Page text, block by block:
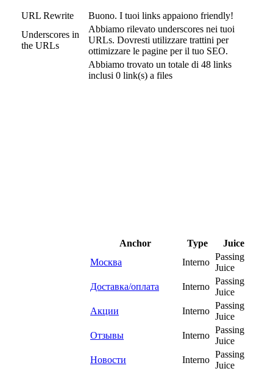
URL Rewrite
Buono. I tuoi links appaiono friendly!
Underscores in
the URLs
Abbiamo rilevato underscores nei tuoi
URLs. Dovresti utilizzare trattini per
ottimizzare le pagine per il tuo SEO.
Abbiamo trovato un totale di 48 links
inclusi 0 link(s) a files
Anchor Type
Juice
Москва
Interno
Passing
Juice
Доставка/оплата
Interno
Passing
Juice
Акции
Interno
Passing
Juice
Отзывы
Interno
Passing
Juice
Новости
Interno
Passing
Juice